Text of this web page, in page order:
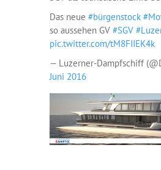
Das neue#bürgenstock
so aussehen GV#SGV
pic.twitter.com/tM8FIIEK4k
— Luzerner-Dampfschiff
Juni 2016